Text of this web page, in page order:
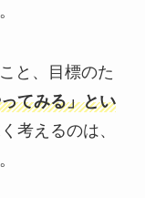
と、目標のた
てみる」とい
考えるのは、